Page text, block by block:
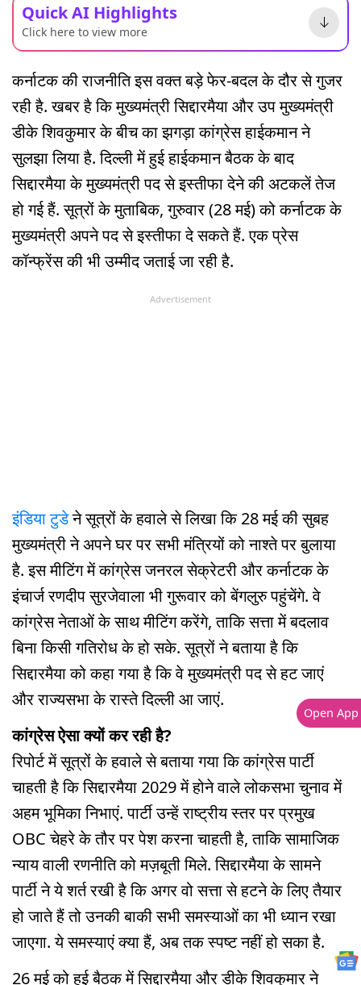
Quick AI Highlights
Click here to view more
कर्नाटक की राजनीति इस वक्त बड़े फेर-बदल के दौर से गुजर
रही है. खबर है कि मुख्यमंत्री सिद्दारमैया और उप मुख्यमंत्री
डीके शिवकुमार के बीच का झगड़ा कांग्रेस हाईकमान ने
सुलझा लिया है. दिल्ली में हुई हाईकमान बैठक के बाद
सिद्दारमैया के मुख्यमंत्री पद से इस्तीफा देने की अटकलें तेज
हो गई हैं. सूत्रों के मुताबिक, गुरुवार (28 मई) को कर्नाटक के
मुख्यमंत्री अपने पद से इस्तीफा दे सकते हैं. एक प्रेस
कॉन्फ्रेंस की भी उम्मीद जताई जा रही है.
Advertisement
इंडिया टुडेने सूत्रों के हवाले से लिखा कि 28 मई की सुबह
मुख्यमंत्री ने अपने घर पर सभी मंत्रियों को नाश्ते पर बुलाया
है. इस मीटिंग में कांग्रेस जनरल सेक्रेटरी और कर्नाटक के
इंचार्ज रणदीप सुरजेवाला भी गुरूवार को बेंगलुरु पहुंचेंगे. वे
कांग्रेस नेताओं के साथ मीटिंग करेंगे, ताकि सत्ता में बदलाव
बिना किसी गतिरोध के हो सके. सूत्रों ने बताया है कि
सिद्दारमैया को कहा गया है कि वे मुख्यमंत्री पद से हट जाएं
और राज्यसभा के रास्ते दिल्ली आ जाएं.
कांग्रेस ऐसा क्यों कर रही है?
रिपोर्ट में सूत्रों के हवाले से बताया गया कि कांग्रेस पार्टी
चाहती है कि सिद्दारमैया 2029 में होने वाले लोकसभा चुनाव में
अहम भूमिका निभाएं. पार्टी उन्हें राष्ट्रीय स्तर पर प्रमुख
OBC चेहरे के तौर पर पेश करना चाहती है, ताकि सामाजिक
न्याय वाली रणनीति को मज़बूती मिले. सिद्दारमैया के सामने
पार्टी ने ये शर्त रखी है कि अगर वो सत्ता से हटने के लिए तैयार
हो जाते हैं तो उनकी बाकी सभी समस्याओं का भी ध्यान रखा
जाएगा. ये समस्याएं क्या हैं, अब तक स्पष्ट नहीं हो सका है.
26 मई को हुई बैठक में सिद्दारमैया और डीके शिवकुमार ने
Open App